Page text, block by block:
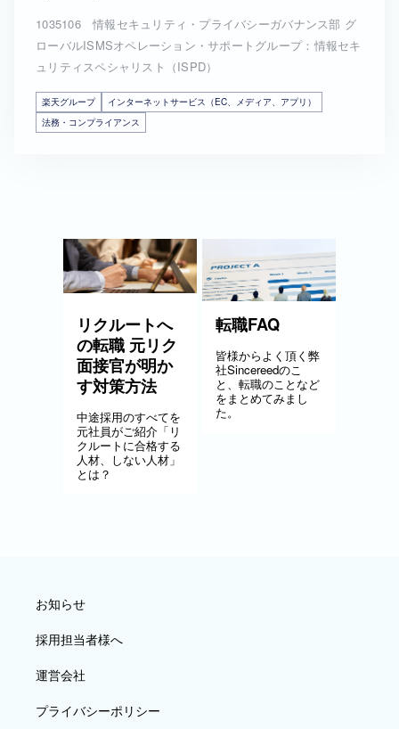
1035106 情報セキュリティ・プライバシーガバナンス部 グ
ローバルISMSオペレーション・サポートグループ：情報セキ
ュリティスペシャリスト（ISPD）
楽天グループ
インターネットサービス（EC、メディア、アプリ）
法務・コンプライアンス
リクルートへ
の転職 元リク
面接官が明か
す対策方法
中途採用のすべてを
元社員がご紹介「リ
クルートに合格する
人材、しない人材」
とは？
転職FAQ
皆様からよく頂く弊
社Sincereedのこ
と、転職のことなど
をまとめてみまし
た。
お知らせ
採用担当者様へ
運営会社
プライバシーポリシー